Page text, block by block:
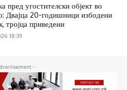
пред угостителски објект во
Двајца 20-годишници избодени
тројца приведени
18:39
-